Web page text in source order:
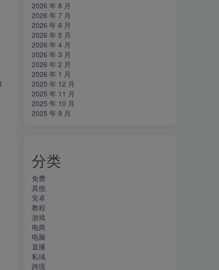
2026 年 8 月
2026 年 7 月
2026 年 6 月
2026 年 5 月
2026 年 4 月
2026 年 3 月
2026 年 2 月
2026 年 1 月
2025 年 12 月
2025 年 11 月
2025 年 10 月
2025 年 9 月
分类
免费
其他
安卓
教程
游戏
电商
电脑
直播
私域
跨境